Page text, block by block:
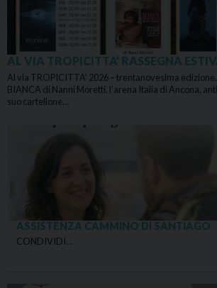
AL VIA TROPICITTA’ RASSEGNA
Al via TROPICITTA’ 2026 – trentanovesima
BIANCA di Nanni Moretti, l’arena Italia di Ancona,
suo cartellone…
ASSISTENZA CAMMINO DI SANTIAGO
CONDIVIDI…